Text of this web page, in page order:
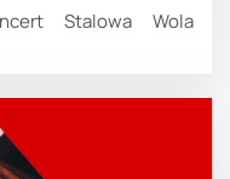
Stalowa Wola